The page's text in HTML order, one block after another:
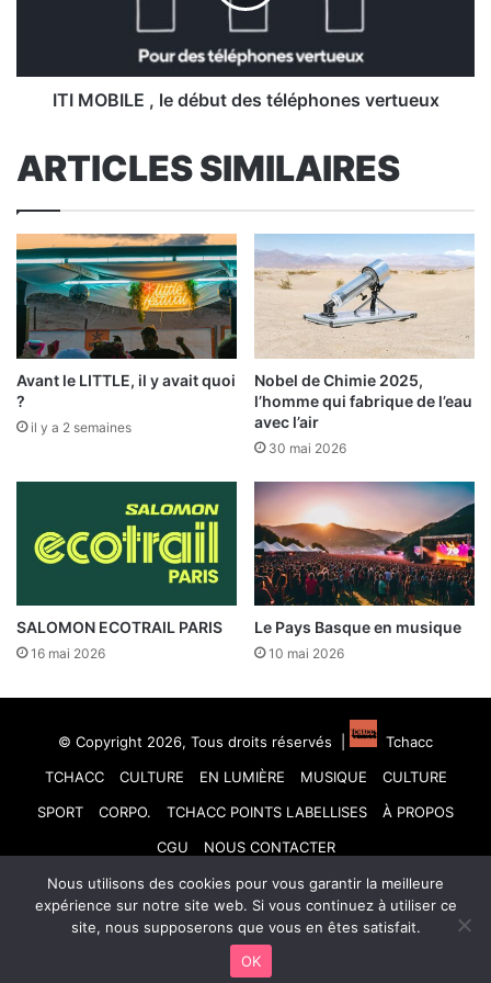
ITI MOBILE , le début des téléphones vertueux
ARTICLES SIMILAIRES
Avant le LITTLE, il y avait quoi
?
il y a 2 semaines
Nobel de Chimie 2025,
l’homme qui fabrique de l’eau
avec l’air
30 mai 2026
SALOMON ECOTRAIL PARIS
16 mai 2026
Le Pays Basque en musique
10 mai 2026
© Copyright 2026, Tous droits réservés |
Tchacc
TCHACC
CULTURE EN LUMIÈRE MUSIQUE
CULTURE
SPORT
CORPO. TCHACC POINTS LABELLISES
À PROPOS
CGU
NOUS CONTACTER
Facebook
X LinkedinYouTubeInstagram
TikTok
Nous utilisons des cookies pour vous garantir la meilleure
expérience sur notre site web. Si vous continuez à utiliser ce
site, nous supposerons que vous en êtes satisfait.
OK